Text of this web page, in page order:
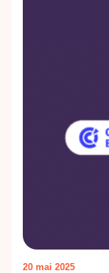
20 mai 2025